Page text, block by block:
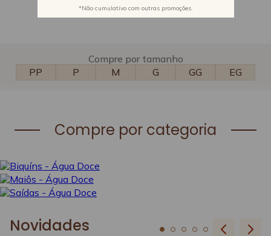
*Não cumulativo com outras promoções.
Compre por tamanho
PP
P M G GG EG
Compre por categoria
Novidades